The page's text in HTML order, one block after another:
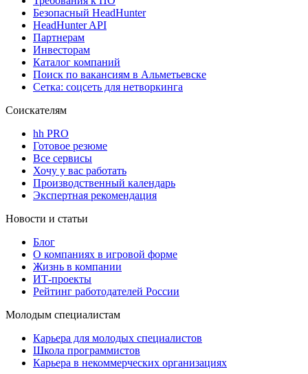
Безопасный HeadHunter
HeadHunter API
Партнерам
Инвесторам
Каталог компаний
Поиск по вакансиям в Альметьевске
Сетка: соцсеть для нетворкинга
Соискателям
hh PRO
Готовое резюме
Все сервисы
Хочу у вас работать
Производственный календарь
Экспертная рекомендация
Новости и статьи
Блог
О компаниях в игровой форме
Жизнь в компании
ИТ-проекты
Рейтинг работодателей России
Молодым специалистам
Карьера для молодых специалистов
Школа программистов
Карьера в некоммерческих организациях